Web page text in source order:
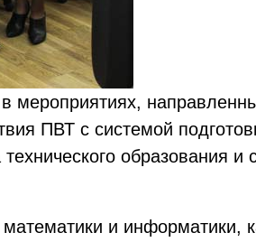
мероприятиях,
ПВТ с системой
образования
и